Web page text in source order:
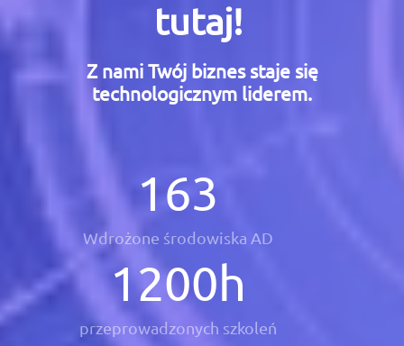
tutaj!
Z nami Twój biznes staje się
technologicznym liderem.
163
Wdrożone środowiska AD
1200h
przeprowadzonych szkoleń